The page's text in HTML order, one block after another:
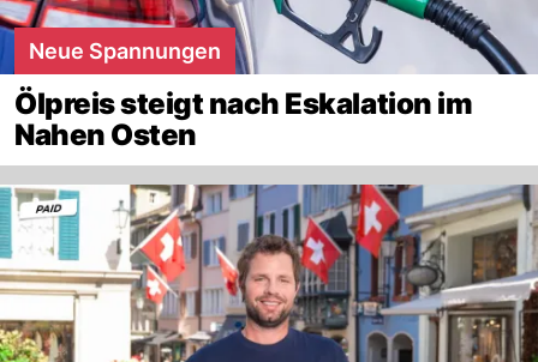
Neue Spannungen
Ölpreis steigt nach Eskalation im
Nahen Osten